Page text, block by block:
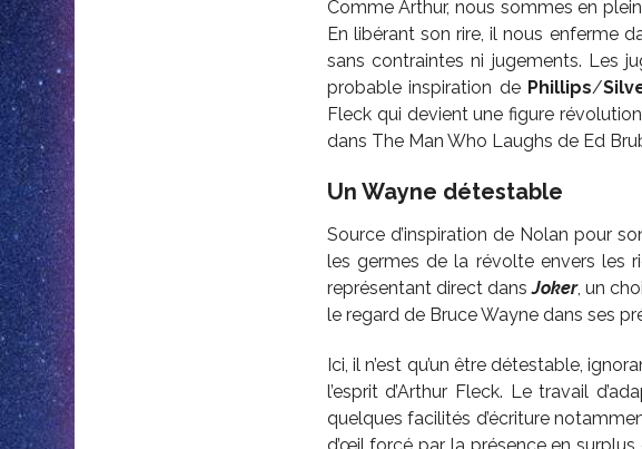
Comme Arthur, nous sommes en
En libérant son rire, il nous enferme
sans contraintes ni jugements. Les
probable inspiration de Phillips/
Fleck qui devient une figure
dans The Man Who Laughs de Ed
Un Wayne détestable
Source d’inspiration de Nolan pour
les germes de la révolte envers les
représentant direct dansJoker, un
le regard de Bruce Wayne dans ses
Ici, il n’est qu’un être détestable,
l’esprit d’Arthur Fleck. Le travail
quelques facilités d’écriture
d’œil forcé par la présence en surplus